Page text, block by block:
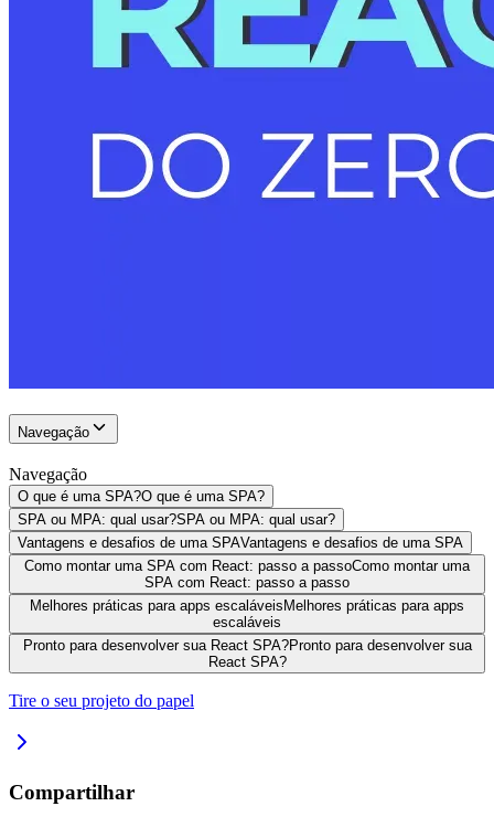
Navegação
Navegação
O que é uma SPA?O que é uma SPA?
SPA ou MPA: qual usar?SPA ou MPA: qual usar?
Vantagens e desafios de uma SPAVantagens e desafios de uma SPA
Como montar uma SPA com React: passo a passoComo montar uma
SPA com React: passo a passo
Melhores práticas para apps escaláveis Melhores práticas para apps
escaláveis
Pronto para desenvolver sua React SPA?Pronto para desenvolver sua
React SPA?
Tire o seu projeto do papel
Compartilhar